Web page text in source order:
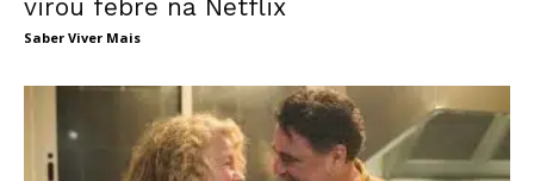
virou febre na Netflix
Saber Viver Mais